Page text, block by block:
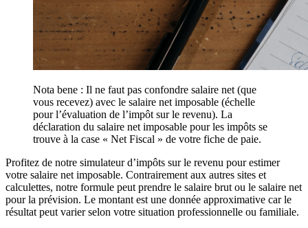
Nota bene : Il ne faut pas confondre salaire net (que
vous recevez) avec le salaire net imposable (échelle
pour l’évaluation de l’impôt sur le revenu). La
déclaration du salaire net imposable pour les impôts se
trouve à la case « Net Fiscal » de votre fiche de paie.
Profitez de notre simulateur d’impôts sur le revenu pour estimer
votre salaire net imposable. Contrairement aux autres sites et
calculettes, notre formule peut prendre le salaire brut ou le salaire net
pour la prévision. Le montant est une donnée approximative car le
résultat peut varier selon votre situation professionnelle ou familiale.